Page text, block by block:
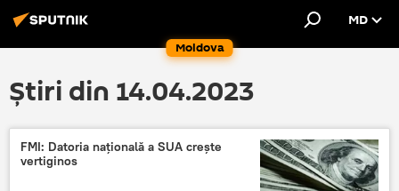
Moldova
MD
Știri din 14.04.2023
FMI: Datoria națională a SUA creşte
vertiginos